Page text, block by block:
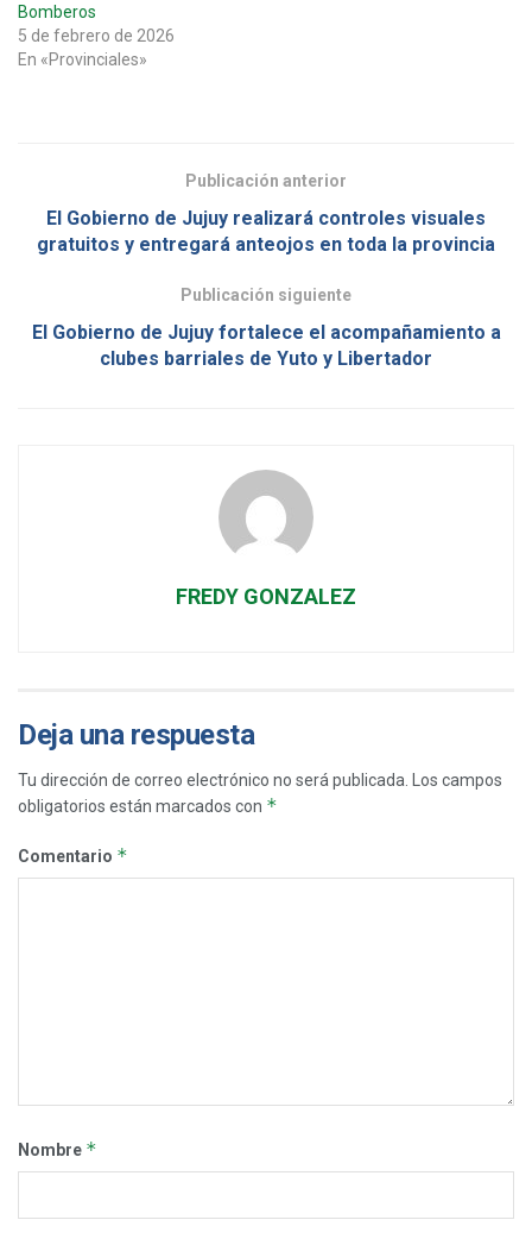
Bomberos
5 de febrero de 2026
En «Provinciales»
Publicación anterior
El Gobierno de Jujuy realizará controles visuales
gratuitos y entregará anteojos en toda la provincia
Publicación siguiente
El Gobierno de Jujuy fortalece el acompañamiento a
clubes barriales de Yuto y Libertador
FREDY GONZALEZ
Deja una respuesta
Tu dirección de correo electrónico no será publicada.
Los campos
obligatorios están marcados con *
Comentario *
Nombre *